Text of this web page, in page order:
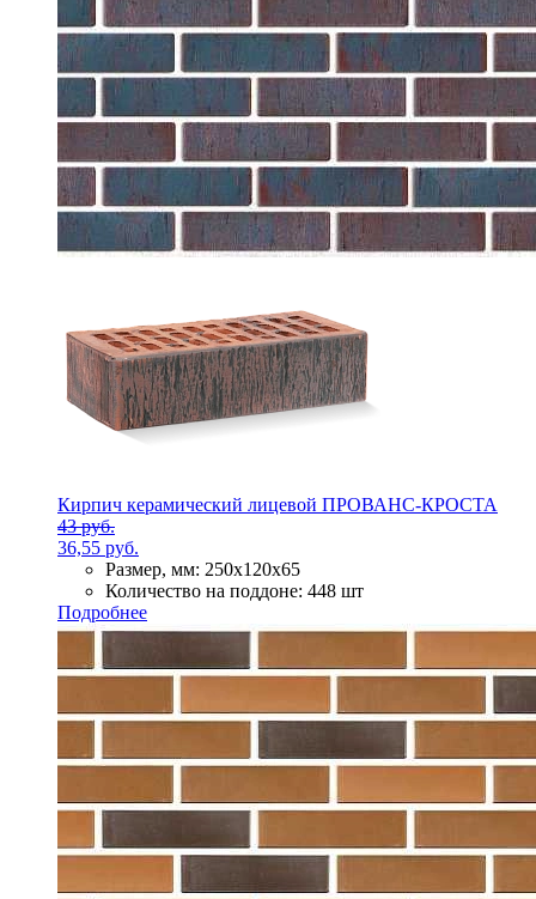
Кирпич керамический лицевой ПРОВАНС-КРОСТА
43 руб.
36,55 руб.
Размер, мм: 250х120х65
Количество на поддоне: 448 шт
Подробнее